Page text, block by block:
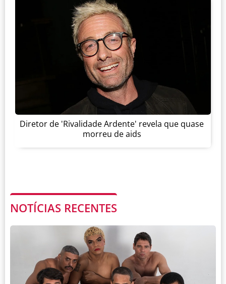
Diretor de 'Rivalidade Ardente' revela que quase
morreu de aids
NOTÍCIAS RECENTES